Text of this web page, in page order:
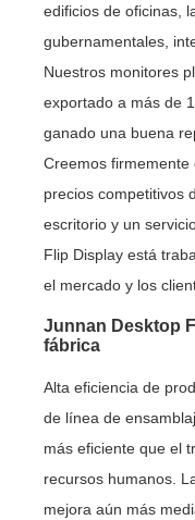
edificios de oficinas,
gubernamentales,
Nuestros monitores
exportado a más de
ganado una buena
Creemos firmemente
precios competitivos
escritorio y un
Flip Display está
el mercado y los
Junnan Desktop
fábrica
Alta eficiencia de
de línea de
más eficiente que el
recursos humanos.
mejora aún más